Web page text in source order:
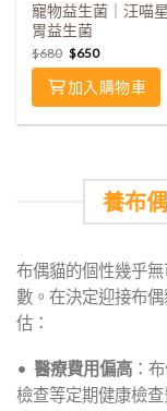
寵物益生菌｜汪喵
胃益生菌
$680 $650
加入購物車
養布
布偶貓的個性幾乎
數。在決定迎接布
估：
• 醫療費用偏高 ：
檢查等定期健康檢